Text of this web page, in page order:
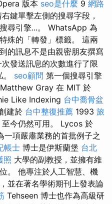
版本 seo是什麼 9 網路
鍵單擊左側的搜尋字段，
尋引擎...。 WhatsApp 為
殊的「轉發」標籤。 這兩
的訊息不是由親密朋友撰寫
發送訊息的次數進行了限
seo顧問 第一個搜尋引擎
Gray 在 MIT 於
Like Indexing 台中喬骨盆
建於 台中整復推薦 1993 旅
今仍然可用。 Lycos 於
項嚴肅業務的首批例子之
帳士 博士是伊斯蘭堡 台北
照 大學的副教授，並擁有維
。 他專注於人工智慧、機
並在著名學術期刊上發表論
Tehseen 博士也作為高級研